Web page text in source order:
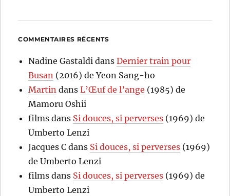
COMMENTAIRES RÉCENTS
Nadine Gastaldi dansDernier train pour
Busan (2016) de Yeon Sang-ho
Martin dansL’Œuf de l’ange (1985) de
Mamoru Oshii
films dans Si douces, si perverses (1969) de
Umberto Lenzi
Jacques C dans Si douces, si perverses (1969)
de Umberto Lenzi
films dans Si douces, si perverses (1969) de
Umberto Lenzi